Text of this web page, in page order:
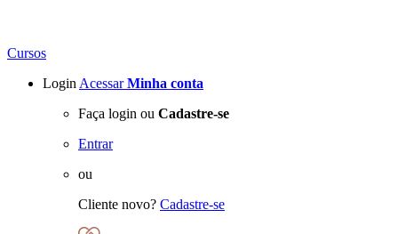
Cursos
Login Acessar Minha conta
Faça login ou Cadastre-se
Entrar
ou
Cliente novo? Cadastre-se